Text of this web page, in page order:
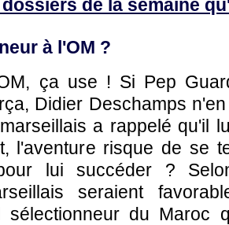
dossiers de la semaine
à l'OM ?
, ça use ! Si Pep
Didier Deschamps
a rappelé qu'il
l'aventure risque de se
lui succéder ?
seraient
sélectionneur du Maroc